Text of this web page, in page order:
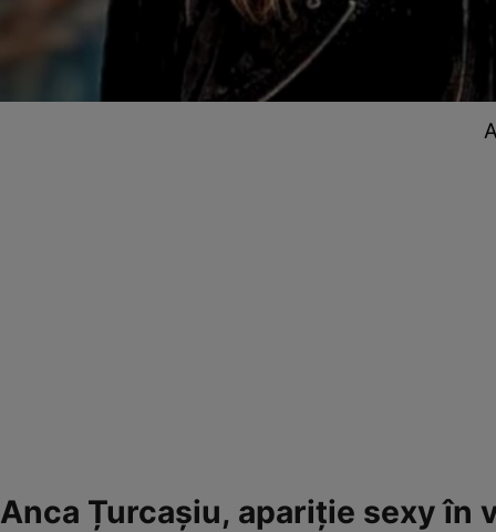
Anca Țurcașiu, apariție sexy în